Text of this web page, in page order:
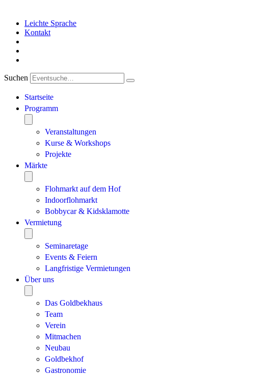
Leichte Sprache
Kontakt
Suchen
Startseite
Programm
Veranstaltungen
Kurse & Workshops
Projekte
Märkte
Flohmarkt auf dem Hof
Indoorflohmarkt
Bobbycar & Kidsklamotte
Vermietung
Seminaretage
Events & Feiern
Langfristige Vermietungen
Über uns
Das Goldbekhaus
Team
Verein
Mitmachen
Neubau
Goldbekhof
Gastronomie